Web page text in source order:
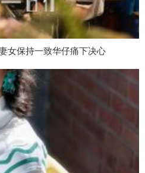
女保持一致华仔痛下决心